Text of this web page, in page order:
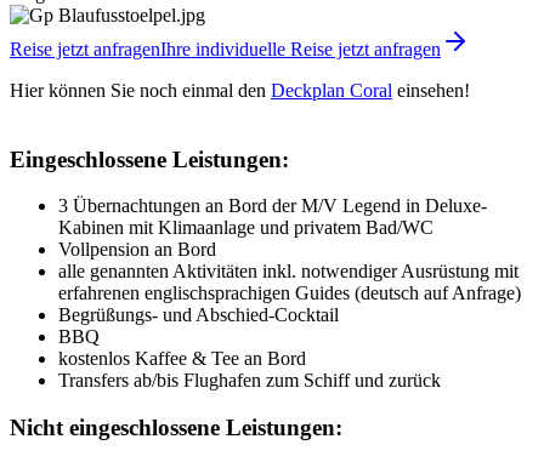
Reise jetzt anfragenIhre individuelle Reise jetzt anfragen
Hier können Sie noch einmal den Deckplan Coral einsehen!
Eingeschlossene Leistungen:
3 Übernachtungen an Bord der M/V Legend in Deluxe-
Kabinen mit Klimaanlage und privatem Bad/WC
Vollpension an Bord
alle genannten Aktivitäten inkl. notwendiger Ausrüstung mit
erfahrenen englischsprachigen Guides (deutsch auf Anfrage)
Begrüßungs- und Abschied-Cocktail
BBQ
kostenlos Kaffee & Tee an Bord
Transfers ab/bis Flughafen zum Schiff und zurück
Nicht eingeschlossene Leistungen: